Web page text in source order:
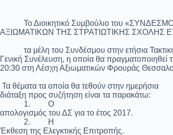
Το Διοικητικό Συμβούλιο του
ΑΞΙΩΜΑΤΙΚΩΝ ΤΗΣ ΣΤΡΑΤΙΩΤΙΚΗΣ ΣΧΟΛΗΣ
τα μέλη του Συνδέσμου στην ετήσια
Γενική Συνέλευση, η οποία θα
20:30 στη Λέσχη Αξιωματικών Φρουράς
Τα θέματα τα οποία θα τεθούν στην ημερήσια
διάταξη προς συζήτηση είναι τα παρακάτω:
1.
Ο
απολογισμός του ΔΣ για το έτος 2017.
2.
Η
Έκθεση της Ελεγκτικής Επιτροπής.